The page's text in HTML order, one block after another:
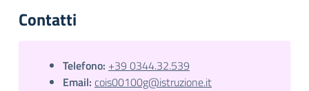
Contatti
Telefono: +39 0344.32.539
Email: cois00100g@istruzione.it